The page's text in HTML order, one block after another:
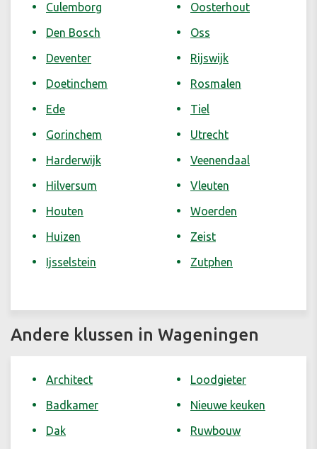
Culemborg
Den Bosch
Deventer
Doetinchem
Ede
Gorinchem
Harderwijk
Hilversum
Houten
Huizen
Ijsselstein
Oosterhout
Oss
Rijswijk
Rosmalen
Tiel
Utrecht
Veenendaal
Vleuten
Woerden
Zeist
Zutphen
Andere klussen in Wageningen
Architect
Badkamer
Dak
Loodgieter
Nieuwe keuken
Ruwbouw